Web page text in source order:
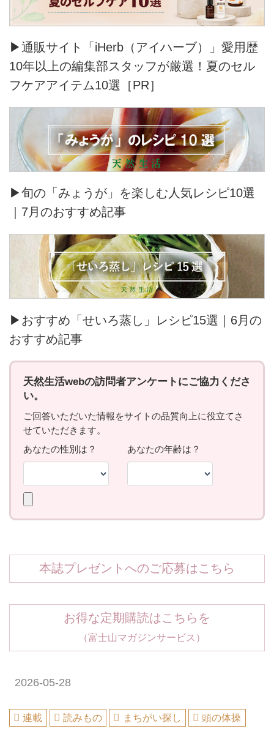
▶通販サイト「iHerb（アイハーブ）」愛用歴
10年以上の編集部スタッフが厳選！夏のセル
フケアアイテム10選［PR］
▶旬の「みょうが」を楽しむ人気レシピ10選
｜7月のおすすめ記事
▶おすすめ「せいろ蒸し」レシピ15選｜6月の
おすすめ記事
本誌プレゼントへのご応募はこちら
お得な定期購読はこちらを
（富士山マガジンサービス）
2026-05-28
連載 読みもの まちがい探し 頭の体操